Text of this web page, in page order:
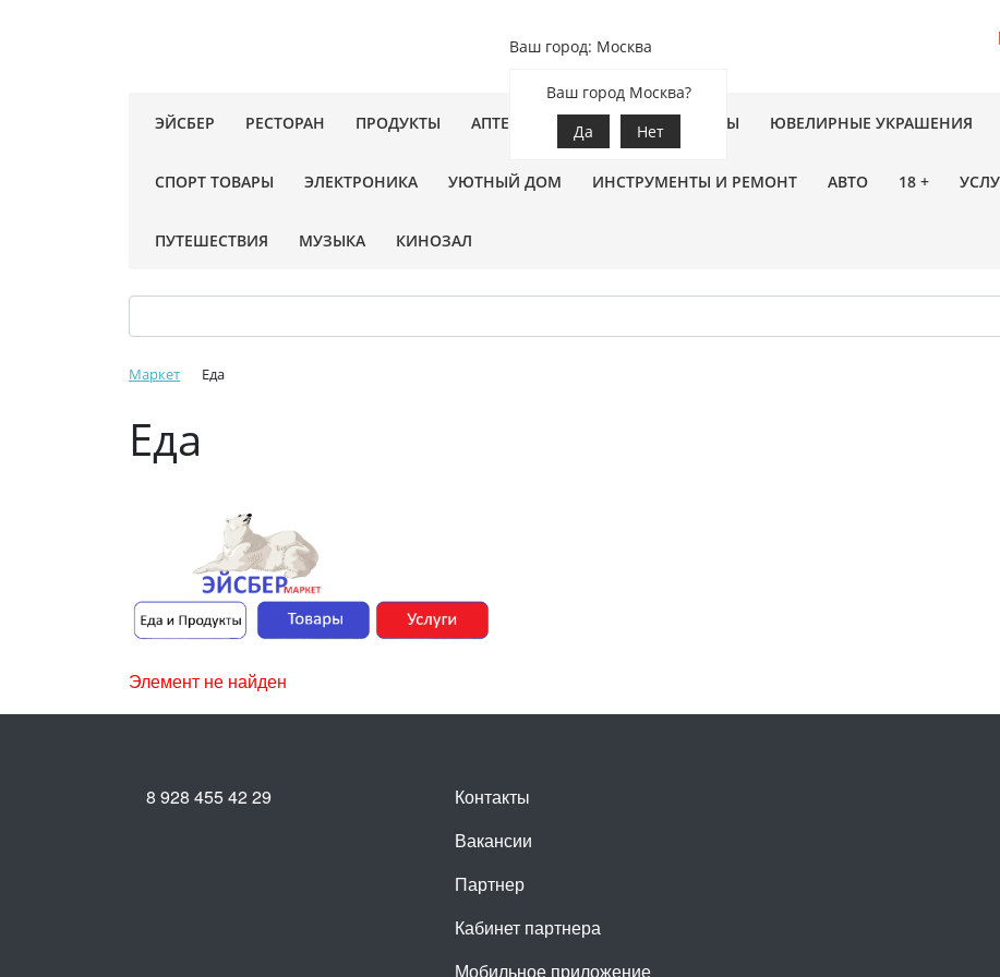
Ваш город: Москва
Ваш город Москва?
Да
Нет
ЭЙСБЕР РЕСТОРАН ПРОДУКТЫ АПТЕКА ЗООТОВАРЫ ЦВЕТЫ ЮВЕЛИРНЫЕ УКРАШЕНИЯ
СПОРТ ТОВАРЫ ЭЛЕКТРОНИКА УЮТНЫЙ ДОМ ИНСТРУМЕНТЫ И РЕМОНТ АВТО 18 +
ПУТЕШЕСТВИЯ МУЗЫКА КИНОЗАЛ
Маркет Еда
Еда
Элемент не найден
Контакты
Вакансии
Партнер
Кабинет партнера
Мобильное приложение
8 928 455 42 29